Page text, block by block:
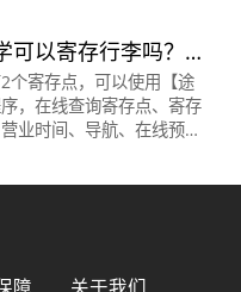
存点
可以寄存行李吗？
怎么收费？
个寄存点，可以使用【途
，在线查询寄存点、寄存
业时间、导航、在线预订